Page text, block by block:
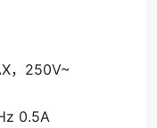
，250V~
0.5A